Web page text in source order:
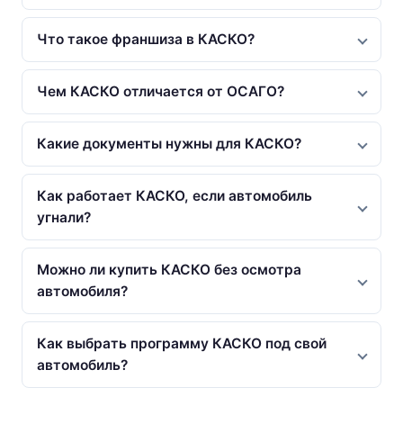
Что такое франшиза в КАСКО?
Чем КАСКО отличается от ОСАГО?
Какие документы нужны для КАСКО?
Как работает КАСКО, если автомобиль
угнали?
Можно ли купить КАСКО без осмотра
автомобиля?
Как выбрать программу КАСКО под свой
автомобиль?